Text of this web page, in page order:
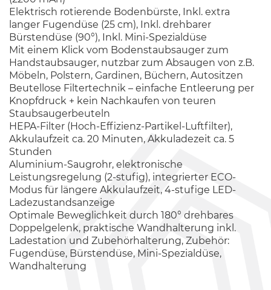
Elektrisch rotierende Bodenbürste, Inkl. extra
langer Fugendüse (25 cm), Inkl. drehbarer
Bürstendüse (90°), Inkl. Mini-Spezialdüse
Mit einem Klick vom Bodenstaubsauger zum
Handstaubsauger, nutzbar zum Absaugen von z.B.
Möbeln, Polstern, Gardinen, Büchern, Autositzen
Beutellose Filtertechnik – einfache Entleerung per
Knopfdruck + kein Nachkaufen von teuren
Staubsaugerbeuteln
HEPA-Filter (Hoch-Effizienz-Partikel-Luftfilter),
Akkulaufzeit ca. 20 Minuten, Akkuladezeit ca. 5
Stunden
Aluminium-Saugrohr, elektronische
Leistungsregelung (2-stufig), integrierter ECO-
Modus für längere Akkulaufzeit, 4-stufige LED-
Ladezustandsanzeige
Optimale Beweglichkeit durch 180° drehbares
Doppelgelenk, praktische Wandhalterung inkl.
Ladestation und Zubehörhalterung, Zubehör:
Fugendüse, Bürstendüse, Mini-Spezialdüse,
Wandhalterung